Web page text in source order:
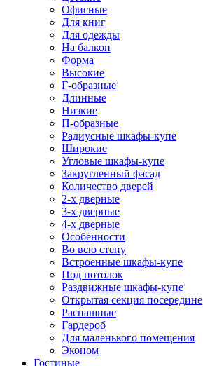
Офисные
Для книг
Для одежды
На балкон
Форма
Высокие
Г-образные
Длинные
Низкие
П-образные
Радиусные шкафы-купе
Широкие
Угловые шкафы-купе
Закругленный фасад
Количество дверей
2-х дверные
3-х дверные
4-х дверные
Особенности
Во всю стену
Встроенные шкафы-купе
Под потолок
Раздвижные шкафы-купе
Открытая секция посередине
Распашные
Гардероб
Для маленького помещения
Эконом
Гостиные